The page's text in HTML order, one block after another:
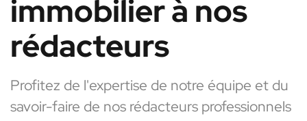
immobilier à nos
rédacteurs
Profitez de l'expertise de notre équipe et du
savoir-faire de nos rédacteurs professionnels